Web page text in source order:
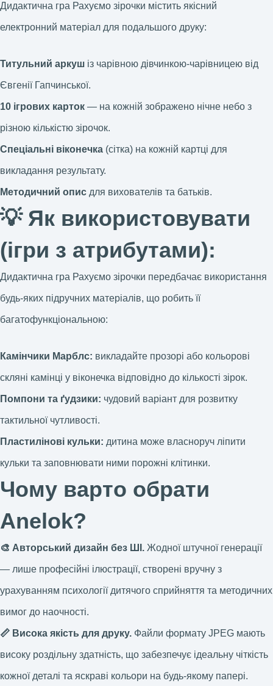
Дидактична гра Рахуємо зірочки містить якісний
електронний матеріал для подальшого друку:
Титульний аркуш із чарівною дівчинкою-чарівницею від
Євгенії Гапчинської.
10 ігрових карток — на кожній зображено нічне небо з
різною кількістю зірочок.
Спеціальні віконечка (сітка) на кожній картці для
викладання результату.
Методичний опис для вихователів та батьків.
💡 Як використовувати
(ігри з атрибутами):
Дидактична гра Рахуємо зірочки передбачає використання
будь-яких підручних матеріалів, що робить її
багатофункціональною:
Камінчики Марблс: викладайте прозорі або кольорові
скляні камінці у віконечка відповідно до кількості зірок.
Помпони та ґудзики: чудовий варіант для розвитку
тактильної чутливості.
Пластилінові кульки: дитина може власноруч ліпити
кульки та заповнювати ними порожні клітинки.
Чому варто обрати
Anelok?
🎨 Авторський дизайн без ШІ. Жодної штучної генерації
— лише професійні ілюстрації, створені вручну з
урахуванням психології дитячого сприйняття та методичних
вимог до наочності.
📏 Висока якість для друку. Файли формату JPEG мають
високу роздільну здатність, що забезпечує ідеальну чіткість
кожної деталі та яскраві кольори на будь-якому папері.